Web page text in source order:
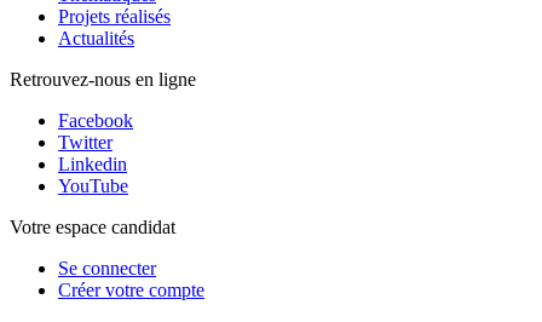
Projets réalisés
Actualités
Retrouvez-nous en ligne
Facebook
Twitter
Linkedin
YouTube
Votre espace candidat
Se connecter
Créer votre compte